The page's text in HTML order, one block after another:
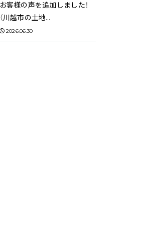
お客様の声を追加しました！
（川越市の土地…
2026.06.30